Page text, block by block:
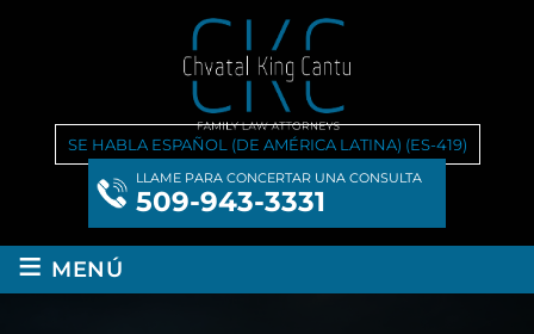
SE HABLA ESPAÑOL (DE AMÉRICA LATINA) (ES-419)
LLAME PARA CONCERTAR UNA CONSULTA
509-943-3331
≡ MENÚ